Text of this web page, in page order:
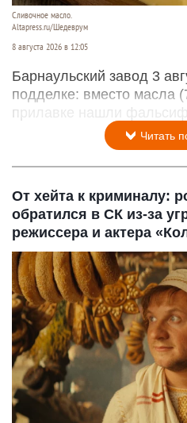
Сливочное масло.
Altapress.ru/Шедеврум
8 августа 2026 в 12:05
Барнаульский завод 3
подделке: вместо масла
прилавке нашли
Читать
От хейта к криминалу:
обратился в СК из-за
режиссера и актера